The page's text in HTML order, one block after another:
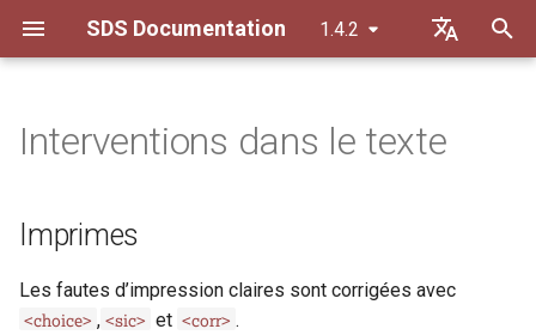
SDS Documentation 1.4.2
Français
i
a
Normalisation
Caractères spéciaux
Majuscules et minuscule
Imprimes
Textes manuscrits
Parenthèses
Personnes
Organisations et familles
Lieux et espaces
ab
abbr
add
Interventions dans le texte
Imprimes
Les fautes d’impression claires sont corrigées avec
<choice> , <sic> et <corr> .